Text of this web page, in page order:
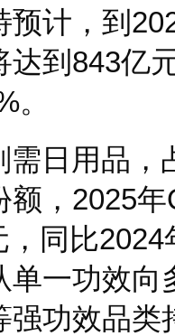
预计，到
达到843亿
需日用品，
额，2025
同比
单一功效向
强功效品类